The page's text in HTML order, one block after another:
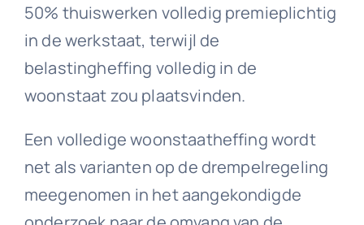
50% thuiswerken volledig premieplichtig
in de werkstaat, terwijl de
belastingheffing volledig in de
woonstaat zou plaatsvinden.
Een volledige woonstaatheffing wordt
net als varianten op de drempelregeling
meegenomen in het aangekondigde